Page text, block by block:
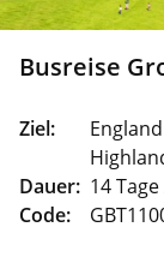
Busreise
Ziel:
Dauer: 14
Code: